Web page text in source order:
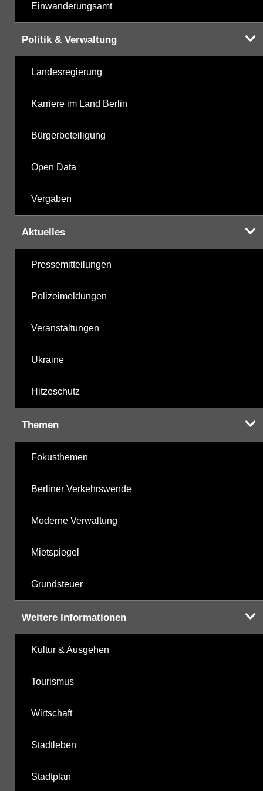
Einwanderungsamt
Politik & Verwaltung
Landesregierung
Karriere im Land Berlin
Bürgerbeteiligung
Open Data
Vergaben
Aktuelles
Pressemitteilungen
Polizeimeldungen
Veranstaltungen
Ukraine
Hitzeschutz
Themen
Fokusthemen
Berliner Verkehrswende
Moderne Verwaltung
Mietspiegel
Grundsteuer
Weitere Informationen
Kultur & Ausgehen
Tourismus
Wirtschaft
Stadtleben
Stadtplan